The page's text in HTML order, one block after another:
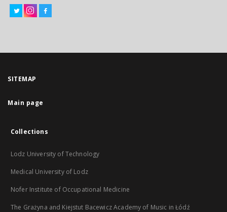
SITEMAP
Main page
Collections
Lodz University of Technology
Medical University of Lodz
Nofer Institute of Occupational Medicine
The Grażyna and Kiejstut Bacewicz Academy of Music in Łódź